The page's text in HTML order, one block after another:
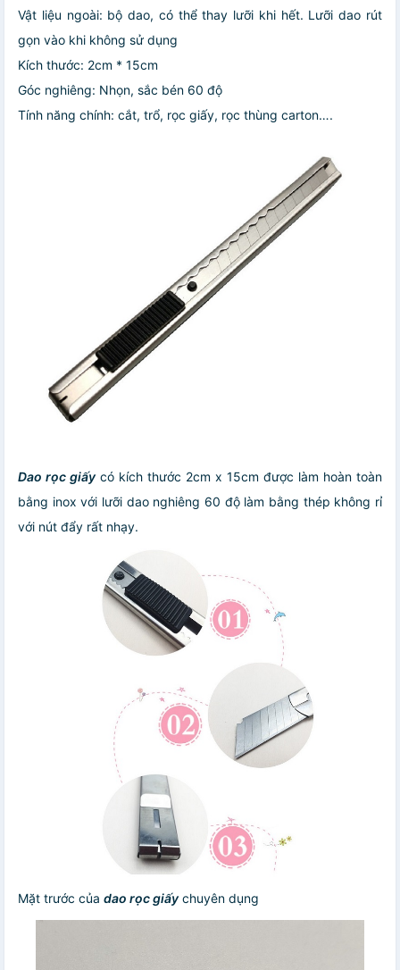
Vật liệu ngoài: bộ dao, có thể thay lưỡi khi hết. Lưỡi dao rút
gọn vào khi không sử dụng
Kích thước: 2cm * 15cm
Góc nghiêng: Nhọn, sắc bén 60 độ
Tính năng chính: cắt, trổ, rọc giấy, rọc thùng carton….
Dao rọc giấycó kích thước 2cm x 15cm được làm hoàn toàn
bằng inox với lưỡi dao nghiêng 60 độ làm bằng thép không rỉ
với nút đẩy rất nhạy.
Mặt trước của dao rọc giấychuyên dụng